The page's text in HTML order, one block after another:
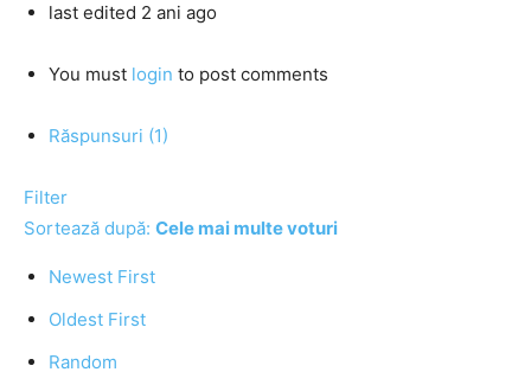
last edited 2 ani ago
You must login to post comments
Răspunsuri (1)
Filter
Sortează după: Cele mai multe voturi
Newest First
Oldest First
Random